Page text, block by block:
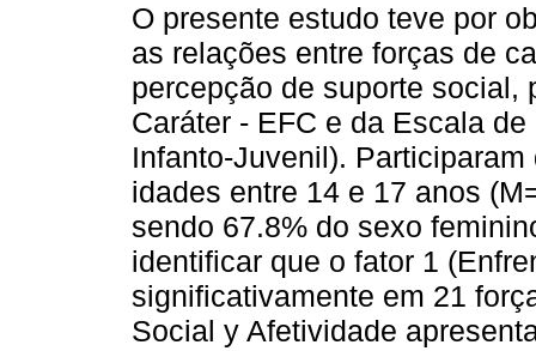
O presente estudo teve por
as relações entre forças de
percepção de suporte social,
Caráter - EFC e da Escala
Infanto-Juvenil).
idades entre 14 e 17 anos
sendo 67.8% do sexo
identificar que o fator 1
significativamente em 21
Social y Afetividade